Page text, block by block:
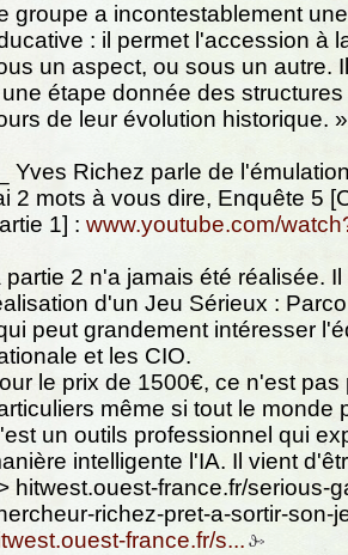
groupe a incontestablement
: il permet l'accession à
un aspect, ou sous un autre.
étape donnée des
de leur évolution historique. »
Yves Richez parle de
2 mots à vous dire, Enquête 5
1] : www.youtube.com/
partie 2 n'a jamais été réalisée.
d'un Jeu Sérieux :
peut grandement intéresser
et les CIO.
le prix de 1500€, ce n'est pas
même si tout le monde
un outils professionnel qui
intelligente l'IA. Il vient
hitwest.ouest-france.fr/serious-
richez-pret-a-sortir-son-
france.fr/s...